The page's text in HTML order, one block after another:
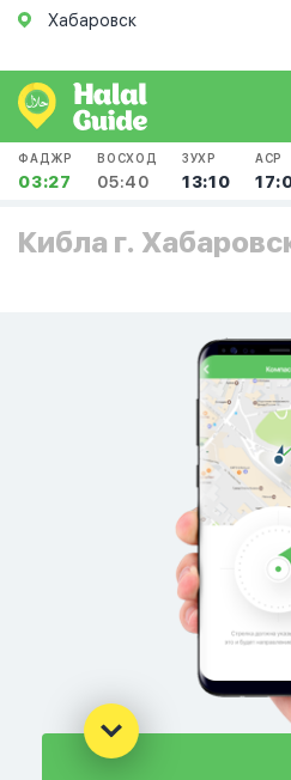
Хабаровск
ФАДЖР
03:27
ВОСХОД
05:40
ЗУХР
13:10
АСР
Кибла г.